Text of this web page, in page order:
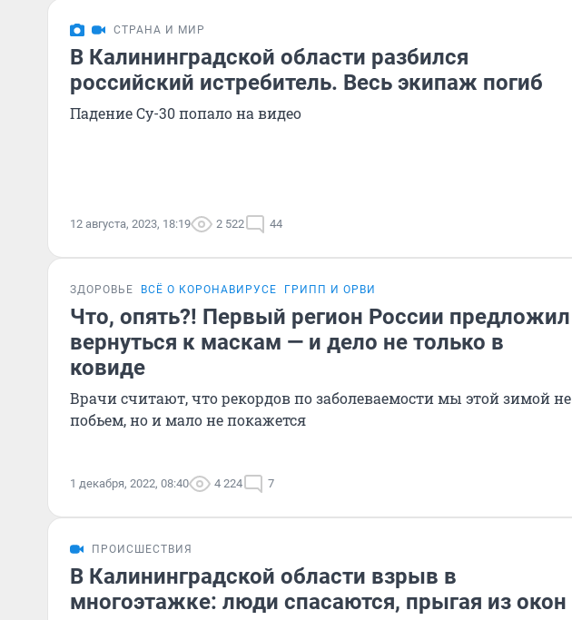
СТРАНА И МИР
В Калининградской области разбился
российский истребитель. Весь экипаж погиб
Падение Су-30 попало на видео
12 августа, 2023, 18:19 2 522 44
ЗДОРОВЬЕ ВСЁ О КОРОНАВИРУСЕ ГРИПП И ОРВИ
Что, опять?! Первый регион России предложил
вернуться к маскам — и дело не только в
ковиде
Врачи считают, что рекордов по заболеваемости мы этой зимой не
побьем, но и мало не покажется
1 декабря, 2022, 08:40 4 224 7
ПРОИСШЕСТВИЯ
В Калининградской области взрыв в
многоэтажке: люди спасаются, прыгая из окон